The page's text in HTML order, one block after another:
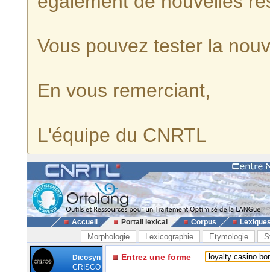
Vous pouvez tester la
En vous remerciant,
L'équipe du CNRTL
Accueil Portail lexical Corpus
Morphologie Lexicographie Etymologie
Dicosyn
CRISCO
Entrez une forme